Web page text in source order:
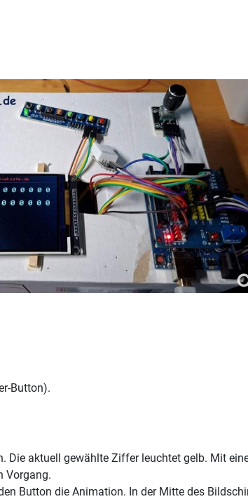
Button).
Die aktuell gewählte Ziffer leuchtet gelb. Mit
Vorgang.
Button die Animation. In der Mitte des